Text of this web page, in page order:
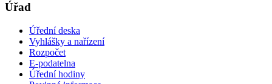
Úřad
Úřední deska
Vyhlášky a nařízení
Rozpočet
E-podatelna
Úřední hodiny